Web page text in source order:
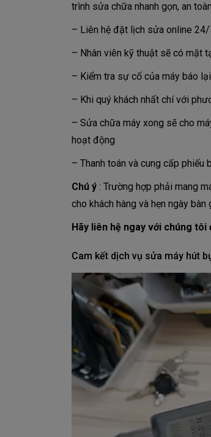
trình sửa chữa nhanh gọn, an
– Liên hệ đặt lịch sửa online
– Nhân viên kỹ thuật sẽ có mặt
– Kiểm tra sự cố của máy báo
– Khi quý khách nhất chí với
– Sửa chữa máy xong sẽ cho
hoạt động
– Thanh toán và cung cấp phiếu
Chú ý : Trường hợp phải mang
cho khách hàng và hẹn ngày bàn
Hãy liên hệ ngay với chúng
Cam kết dịch vụ sửa máy hút